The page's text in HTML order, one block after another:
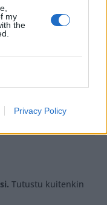
my
the
Privacy Policy
Tutustu kuitenkin